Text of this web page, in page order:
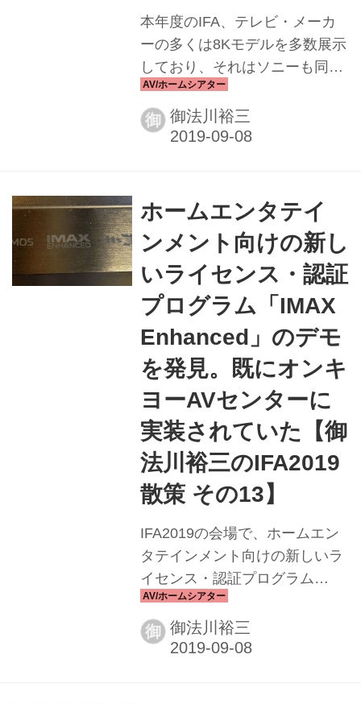
本年度のIFA、テレビ・メーカ
ーの多くは8Kモデルを多数展示
しており、それはソニーも同様
だった。 液晶式98インチ8Kモ
デル「KD-98ZG98」は圧倒的な
存在感をもって、来場者の注目
の「KD-85ZG9」は15.999ユー
ロで、欧州市場では既に販売さ
れている。8Kへのシフトは思っ
た以上に加速している印象だ。
しかし、AVファンの我々には残
念なこともある。８Kテレビに
注力するあまり、例えばソニー
のブースからはプロジェクター
の展示が消えてしまったこと
だ。これはいかにも寂しい。 し
かし先に紹介した「IMAX
Enhance...
御 御法川裕三
ホームエンタテイ
ンメント向けの新し
いライセンス・認証
プログラム「IMAX
Enhanced」のデモ
を発見。既にオンキ
ヨーAVセンターに
実装されていた【御
法川裕三のIFA2019
散策 その13】
IFA2019の会場で、ホームエン
タテインメント向けの新しいラ
イセンス・認証プログラム
「IMAX Enhanced」のデモが行
なわれていた。IMAXとDTS社
による新たな提案である。彼ら
御 御法川裕三